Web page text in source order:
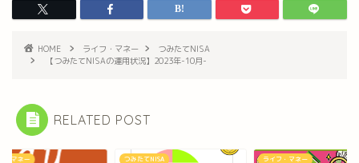
HOME ライフ・マネー
つみたてNISA
【つみたてNISAの運用状況】2023年-10月-
RELATED POST
・マネー つみたてNISA ライフ・マネー